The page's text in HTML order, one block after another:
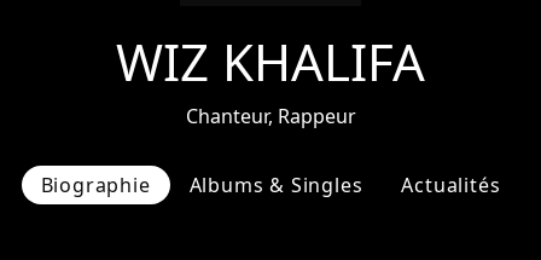
WIZ KHALIFA
Chanteur, Rappeur
Biographie Albums & Singles Actualités